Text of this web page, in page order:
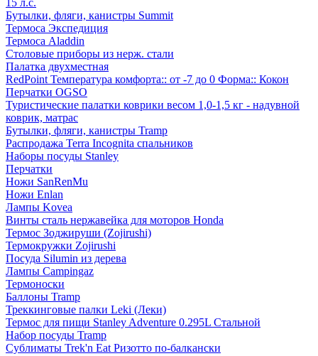
Бутылки, фляги, канистры Summit
Термоса Экспедиция
Термоса Aladdin
Столовые приборы из нерж. стали
Палатка двухместная
RedPoint Температура комфорта:: от -7 до 0 Форма:: Кокон
Перчатки OGSO
Туристические палатки коврики весом 1,0-1,5 кг - надувной
коврик, матрас
Бутылки, фляги, канистры Tramp
Распродажа Terra Incognita спальников
Наборы посуды Stanley
Перчатки
Ножи SanRenMu
Ножи Enlan
Лампы Kovea
Винты сталь нержавейка для моторов Honda
Термос Зоджируши (Zojirushi)
Термокружки Zojirushi
Посуда Silumin из дерева
Лампы Campingaz
Термоноски
Баллоны Tramp
Треккинговые палки Leki (Леки)
Термос для пищи Stanley Adventure 0.295L Стальной
Набор посуды Tramp
Сублиматы Trek'n Eat Ризотто по-балкански